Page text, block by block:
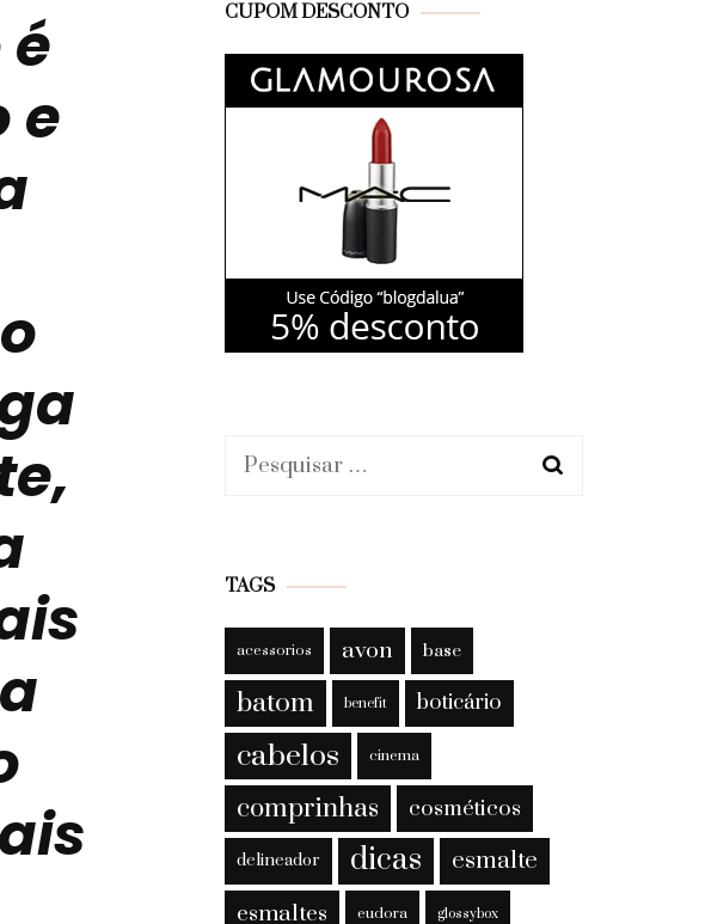
e
CUPOM DESCONTO
Pesquisar
TAGS
acessorios avon base
batom benefit boticário
cabelos cinema
comprinhas cosméticos
delineador dicas esmalte
esmaltes eudora glossybox